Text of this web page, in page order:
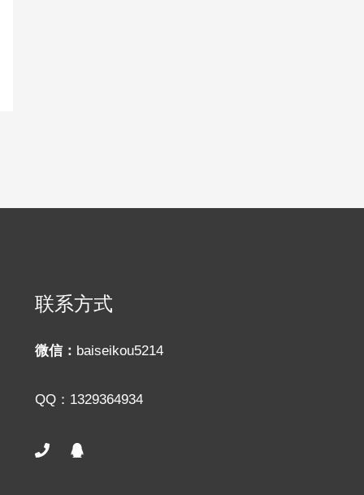
联系方式
微信： baiseikou5214
QQ：1329364934